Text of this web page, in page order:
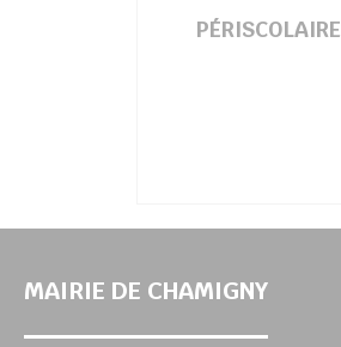
PÉRISCOLAIRE
MAIRIE DE CHAMIGNY